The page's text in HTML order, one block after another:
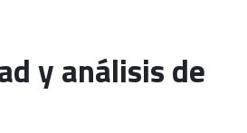
y análisis de